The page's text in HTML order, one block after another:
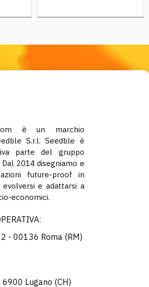
è un marchio
S.r.l. Seedble è
parte del gruppo
2014 disegniamo e
future-proof in
evolversi e adattarsi a
economici.
- 00136 Roma (RM)
6900 Lugano (CH)